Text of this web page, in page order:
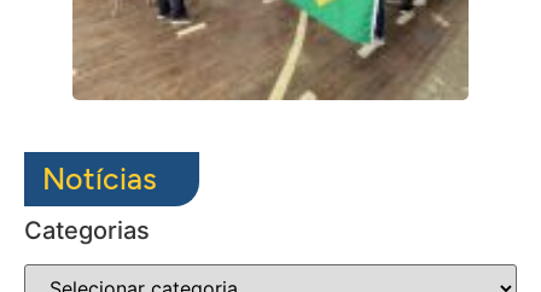
Notícias
Categorias